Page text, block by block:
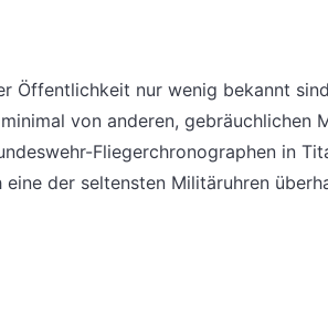
Öffentlichkeit nur wenig bekannt
von anderen, gebräuchlichen
Fliegerchronographen in
der seltensten Militäruhren